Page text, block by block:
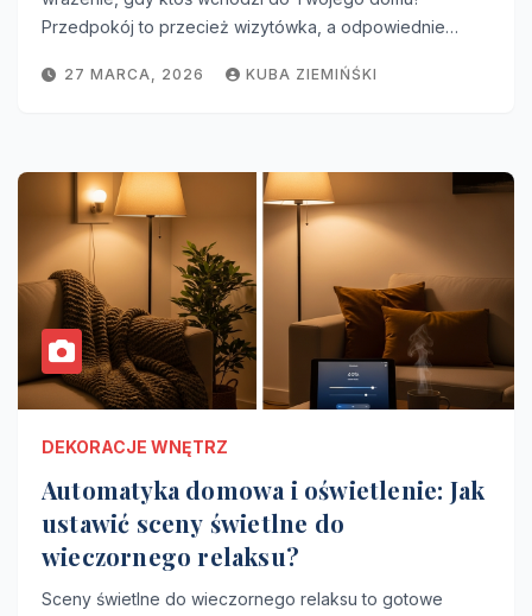
Przedpokój to przecież wizytówka, a odpowiednie…
27 MARCA, 2026 KUBA ZIEMIŃŚKI
DEKORACJE WNĘTRZ
Automatyka domowa i oświetlenie: Jak
ustawić sceny świetlne do
wieczornego relaksu?
Sceny świetlne do wieczornego relaksu to gotowe